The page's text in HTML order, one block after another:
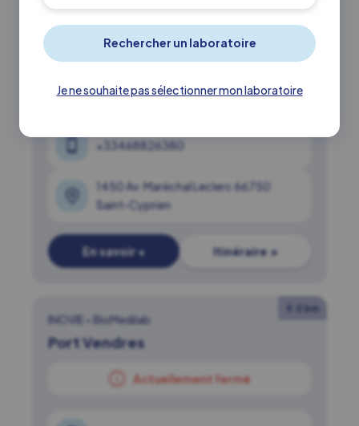
Je ne souhaite pas sélectionner mon laboratoire
INOVIE•BioMedilab
St Cyprien
Actuellement fermé
+33468826380
1450 Av. Maréchal Leclerc 66750
Saint-Cyprien
En savoir + Itinéraire ↗
9.0 km
INOVIE • BioMedilab
Port Vendres
Actuellement fermé